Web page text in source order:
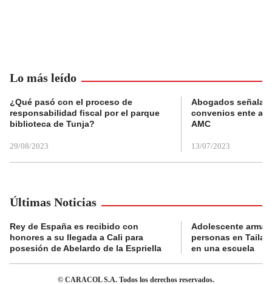
Lo más leído
¿Qué pasó con el proceso de
responsabilidad fiscal por el parque
biblioteca de Tunja?
29/08/2023
Abogados
convenios ente
AMC
13/07/2023
Últimas Noticias
Rey de España es recibido con
honores a su llegada a Cali para
posesión de Abelardo de la Espriella
Adolescente
personas en
en una escuela
© CARACOL S.A. Todos los derechos reservados.